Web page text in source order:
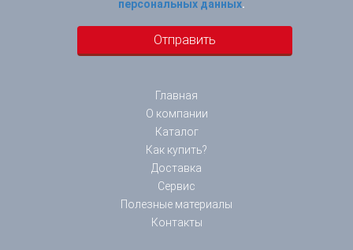
персональных данных.
Главная
О компании
Каталог
Как купить?
Доставка
Сервис
Полезные материалы
Контакты